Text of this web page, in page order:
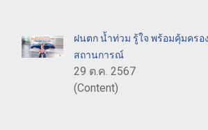
ฝนตก น้ำท่วม รู้ใจ พร้อมคุ้มครอ
สถานการณ์
29 ต.ค. 2567
(Content)